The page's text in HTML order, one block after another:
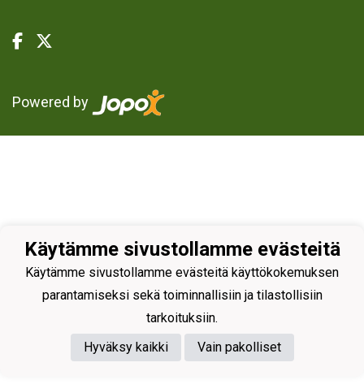
Powered by
Käytämme sivustollamme evästeitä
Käytämme sivustollamme evästeitä käyttökokemuksen
parantamiseksi sekä toiminnallisiin ja tilastollisiin
tarkoituksiin.
Hyväksy kaikki
Vain pakolliset